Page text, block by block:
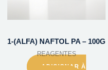
1-(ALFA) NAFTOL PA – 100G
REAGENTES
ADICIONAR À